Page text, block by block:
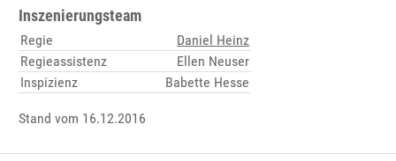
Inszenierungsteam
Regie
Daniel Heinz
Regieassistenz
Ellen Neuser
Inspizienz
Babette Hesse
Stand vom 16.12.2016